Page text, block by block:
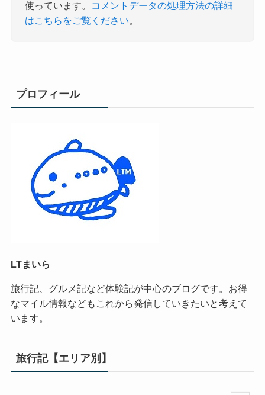
使っています。
コメントデータの処理方法の詳細
はこちらをご覧ください。
プロフィール
LTまいら
旅行記、グルメ記など体験記が中心のブログです。お得
なマイル情報などもこれから発信していきたいと考えて
います。
旅行記【エリア別】